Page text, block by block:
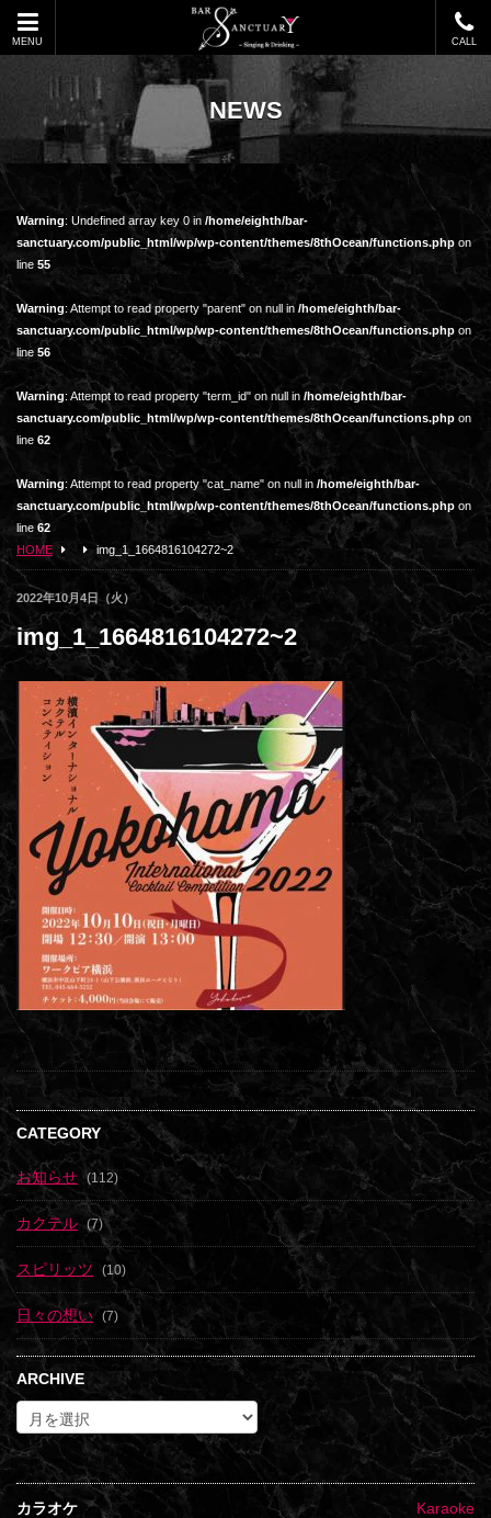
MENU CALL
NEWS
Warning: Undefined array key 0 in /home/eighth/bar-
sanctuary.com/public_html/wp/wp-content/themes/8thOcean/functions.php on
line 55
Warning: Attempt to read property "parent" on null in/home/eighth/bar-
sanctuary.com/public_html/wp/wp-content/themes/8thOcean/functions.php on
line 56
Warning: Attempt to read property "term_id" on null in /home/eighth/bar-
sanctuary.com/public_html/wp/wp-content/themes/8thOcean/functions.php on
line 62
Warning: Attempt to read property "cat_name" on null in /home/eighth/bar-
sanctuary.com/public_html/wp/wp-content/themes/8thOcean/functions.php on
line 62
HOME
img_1_1664816104272~2
2022年10月4日（火）
img_1_1664816104272~2
CATEGORY
お知らせ (112)
カクテル (7)
スピリッツ (10)
日々の想い (7)
ARCHIVE
カラオケ Karaoke